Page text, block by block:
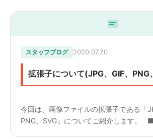
スタッフブログ 2020.07.20
拡張子について(JPG、GIF、PNG
今回は、画像ファイルの拡張子である「
PNG、SVG」についてご紹介します。